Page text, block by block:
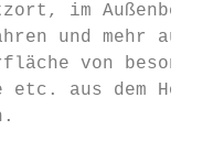
im
und mehr auf.
von
aus dem